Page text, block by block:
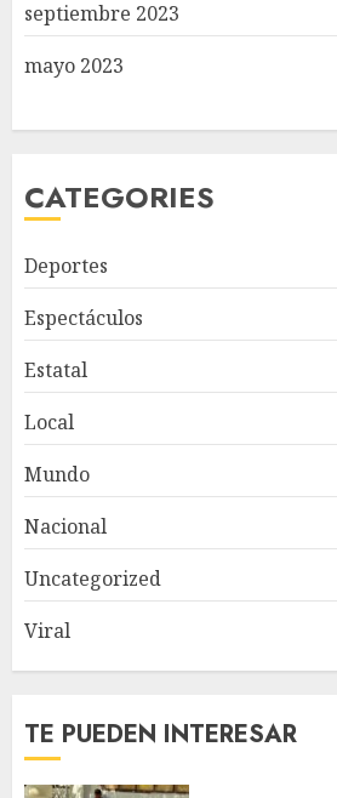
septiembre 2023
mayo 2023
CATEGORIES
Deportes
Espectáculos
Estatal
Local
Mundo
Nacional
Uncategorized
Viral
TE PUEDEN INTERESAR